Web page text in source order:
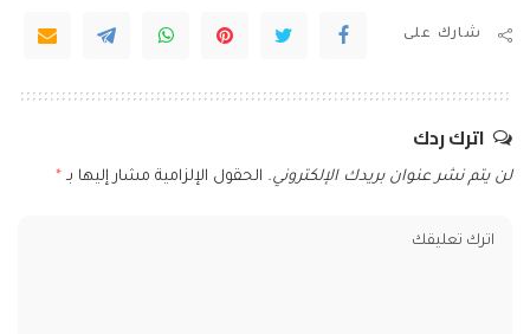
شارك على
اترك ردك
لن يتم نشر عنوان بريدك الإلكتروني. الحقول الإلزامية مشار إليها بـ *